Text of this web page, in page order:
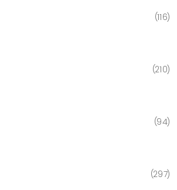
116
210
94
297